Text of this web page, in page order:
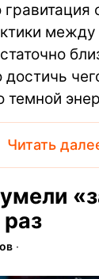
гравитация
темной
Читать
раз
∙